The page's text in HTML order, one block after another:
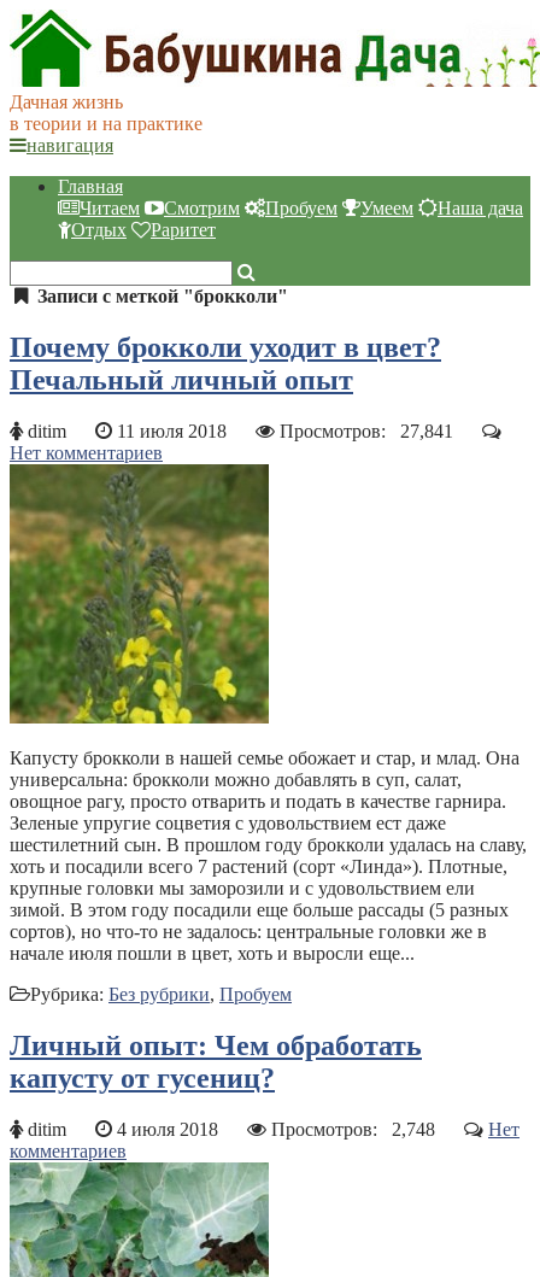
Дачная жизнь
в теории и на практике
навигация
Главная
Читаем
Смотрим Пробуем Умеем
Наша дача
Отдых
Раритет
Записи с меткой "брокколи"
Почему брокколи уходит в цвет?
Печальный личный опыт
ditim 11 июля 2018 Просмотров: 27,841
Нет комментариев
Капусту брокколи в нашей семье обожает и стар, и млад. Она
универсальна: брокколи можно добавлять в суп, салат,
овощное рагу, просто отварить и подать в качестве гарнира.
Зеленые упругие соцветия с удовольствием ест даже
шестилетний сын. В прошлом году брокколи удалась на славу,
хоть и посадили всего 7 растений (сорт «Линда»). Плотные,
крупные головки мы заморозили и с удовольствием ели
зимой. В этом году посадили еще больше рассады (5 разных
сортов), но что-то не задалось: центральные головки же в
начале июля пошли в цвет, хоть и выросли еще...
Рубрика: Без рубрики, Пробуем
Личный опыт: Чем обработать
капусту от гусениц?
ditim 4 июля 2018 Просмотров: 2,748
Нет
комментариев